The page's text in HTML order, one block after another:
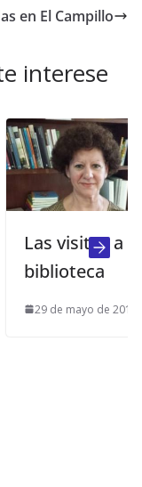
en El Campillo
interese
visitas a la
29 de mayo de 2014